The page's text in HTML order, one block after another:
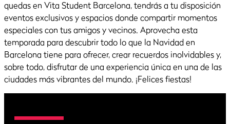
quedas en Vita Student Barcelona, tendrás a tu disposición
eventos exclusivos y espacios donde compartir momentos
especiales con tus amigos y vecinos. Aprovecha esta
temporada para descubrir todo lo que la Navidad en
Barcelona tiene para ofrecer, crear recuerdos inolvidables y,
sobre todo, disfrutar de una experiencia única en una de las
ciudades más vibrantes del mundo. ¡Felices fiestas!